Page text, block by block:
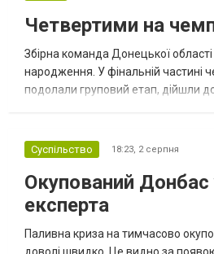
Четвертими на
Збірна команда Донецької
народження. У фінальній частині
подолали груповий етап, дійшли
Суспільство 18:23, 2 серпня
Окупований Донбас
експерта
Паливна криза на тимчасово